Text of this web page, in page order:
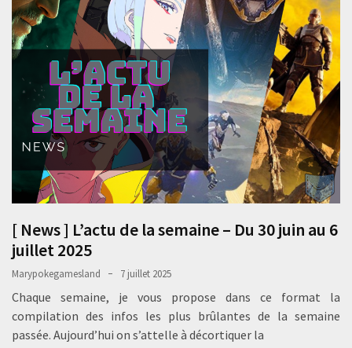
[ News ] L’actu de la semaine – Du 30 juin au 6
juillet 2025
Marypokegamesland 7 juillet 2025
Chaque semaine, je vous propose dans ce format la
compilation des infos les plus brûlantes de la semaine
passée. Aujourd’hui on s’attelle à décortiquer la